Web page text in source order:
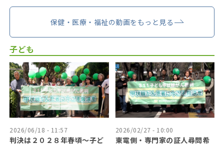
保健・医療・福祉の動画をもっと見る
子ども
2026/06/18 - 11:57
判決は２０２８年春頃〜子ど
2026/02/27 - 10:00
東電側・専門家の証人尋問希